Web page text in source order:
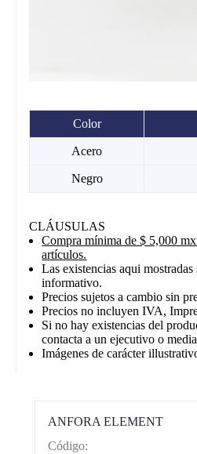
Color
Acero
Negro
CLÁUSULAS
Compra mínima de $ 5,000
artículos.
Las existencias aqui mostradas
informativo.
Precios sujetos a cambio sin
Precios no incluyen IVA,
Si no hay existencias del
contacta a un ejecutivo o
Imágenes de carácter
ANFORA ELEMENT
Código: